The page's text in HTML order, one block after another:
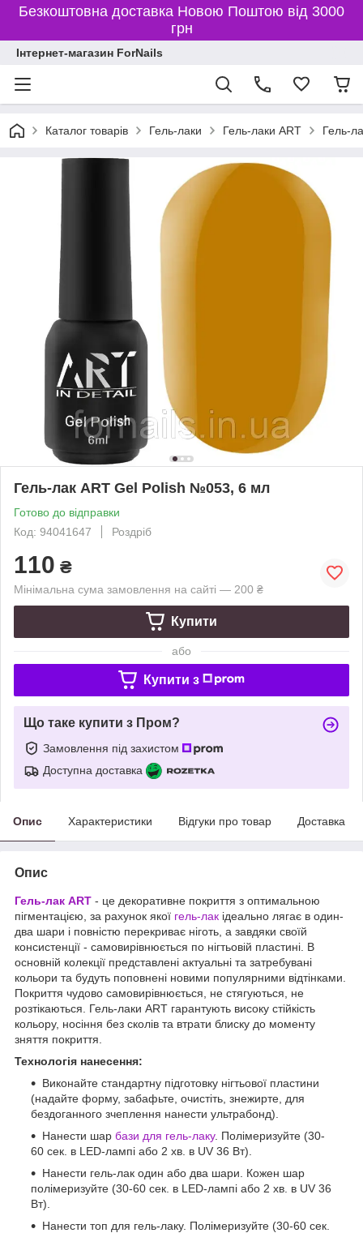
Безкоштовна доставка Новою Поштою від 3000
грн
Інтернет-магазин ForNails
Каталог товарів Гель-лаки Гель-лаки ART Гель-
Гель-лак ART Gel Polish №053, 6 мл
Готово до відправки
Код: 94041647
Роздріб
110 ₴
Мінімальна сума замовлення на сайті — 200 ₴
Купити
або
Купити з
Що таке купити з Пром?
Замовлення під захистом
Доступна доставка
Опис Характеристики Відгуки про товар Доставка
Опис
Гель-лак ART - це декоративне покриття з оптимальною
пігментацією, за рахунок якої гель-лак ідеально лягає в один-
два шари і повністю перекриває ніготь, а завдяки своїй
консистенції - самовирівнюється по нігтьовій пластині. В
основній колекції представлені актуальні та затребувані
кольори та будуть поповнені новими популярними відтінками.
Покриття чудово самовирівнюється, не стягуються, не
розтікаються. Гель-лаки ART гарантують високу стійкість
кольору, носіння без сколів та втрати блиску до моменту
зняття покриття.
Технологія нанесення:
Виконайте стандартну підготовку нігтьової пластини
(надайте форму, забафьте, очистіть, знежирте, для
бездоганного зчеплення нанести ультрабонд).
Нанести шар бази для гель-лаку. Полімеризуйте (30-
60 сек. в LED-лампі або 2 хв. в UV 36 Вт).
Нанести гель-лак один або два шари. Кожен шар
полімеризуйте (30-60 сек. в LED-лампі або 2 хв. в UV 36
Вт).
Нанести топ для гель-лаку. Полімеризуйте (30-60 сек.